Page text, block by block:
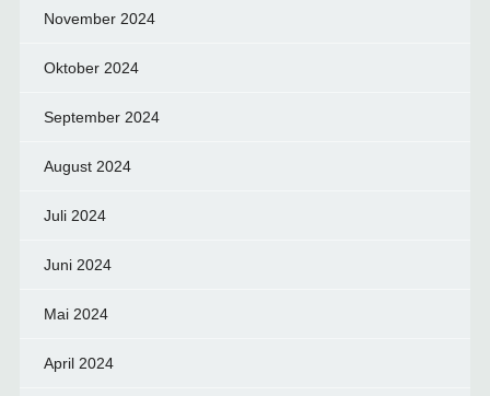
November 2024
Oktober 2024
September 2024
August 2024
Juli 2024
Juni 2024
Mai 2024
April 2024